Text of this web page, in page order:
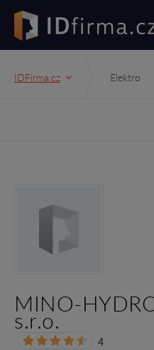
IDFirma.cz Elektro
MINO-
s.r.o.
4